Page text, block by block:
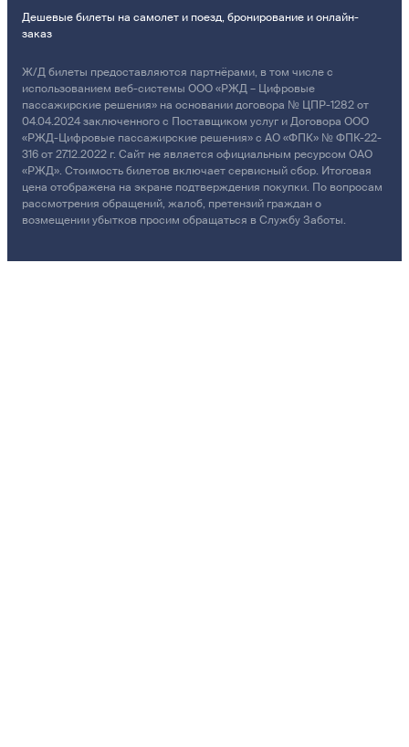
Дешевые билеты на самолет и поезд, бронирование и онлайн-
заказ
Ж/Д билеты предоставляются партнёрами, в том числе с
использованием веб-системы ООО «РЖД – Цифровые
пассажирские решения» на основании договора № ЦПР-1282 от
04.04.2024 заключенного с Поставщиком услуг и Договора ООО
«РЖД-Цифровые пассажирские решения» с АО «ФПК» № ФПК-22-
316 от 27.12.2022 г. Сайт не является официальным ресурсом ОАО
«РЖД». Стоимость билетов включает сервисный сбор. Итоговая
цена отображена на экране подтверждения покупки. По вопросам
рассмотрения обращений, жалоб, претензий граждан о
возмещении убытков просим обращаться в Службу Заботы.